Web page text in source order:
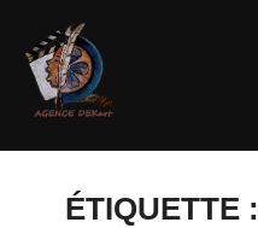
ÉTIQUETTE :